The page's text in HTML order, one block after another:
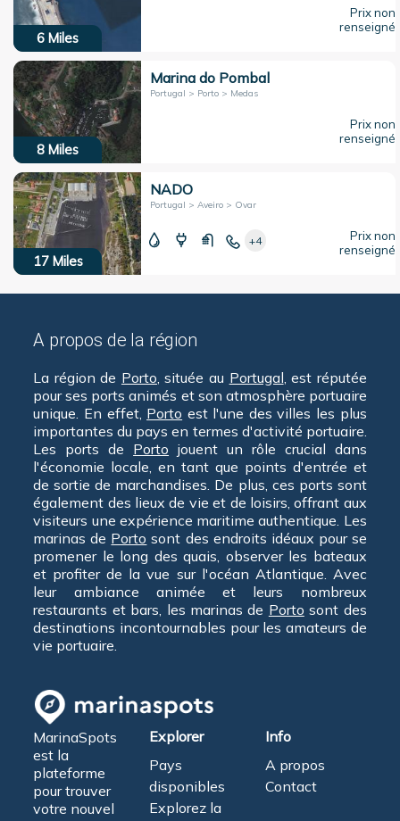
6 Miles
Prix non
renseigné
8 Miles
Marina do Pombal
Portugal > Porto > Medas
Prix non
renseigné
17 Miles
NADO
Portugal > Aveiro > Ovar
+4
Prix non
renseigné
A propos de la région
La région de Porto, située au Portugal, est réputée
pour ses ports animés et son atmosphère portuaire
unique. En effet, Porto est l'une des villes les plus
importantes du pays en termes d'activité portuaire.
Les ports de Porto jouent un rôle crucial dans
l'économie locale, en tant que points d'entrée et
de sortie de marchandises. De plus, ces ports sont
également des lieux de vie et de loisirs, offrant aux
visiteurs une expérience maritime authentique. Les
marinas de Porto sont des endroits idéaux pour se
promener le long des quais, observer les bateaux
et profiter de la vue sur l'océan Atlantique. Avec
leur ambiance animée et leurs nombreux
restaurants et bars, les marinas de Porto sont des
destinations incontournables pour les amateurs de
vie portuaire.
MarinaSpots
est la
plateforme
pour trouver
votre nouvel
Explorer
Pays
disponibles
Explorez la
Info
A propos
Contact